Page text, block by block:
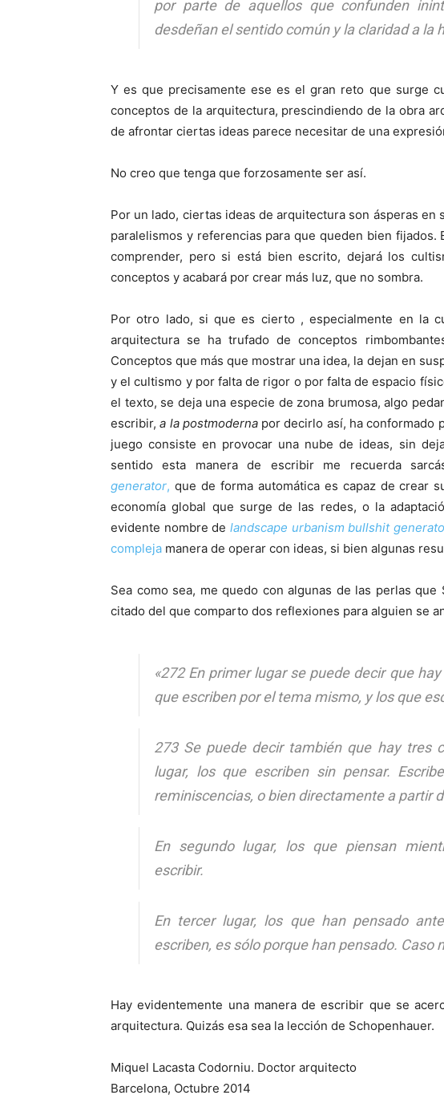
por parte de aquellos que confunden
desdeñan el sentido común y la claridad a la
Y es que precisamente ese es el gran reto que surge
conceptos de la arquitectura, prescindiendo de la obra
de afrontar ciertas ideas parece necesitar de una
No creo que tenga que forzosamente ser así.
Por un lado, ciertas ideas de arquitectura son ásperas
paralelismos y referencias para que queden bien
comprender, pero si está bien escrito, dejará los
conceptos y acabará por crear más luz, que no sombra.
Por otro lado, si que es cierto , especialmente en la
arquitectura se ha trufado de conceptos
Conceptos que más que mostrar una idea, la dejan en
y el cultismo y por falta de rigor o por falta de espacio
el texto, se deja una especie de zona brumosa, algo
escribir,a la postmodernapor decirlo así, ha conformado
juego consiste en provocar una nube de ideas, sin
sentido esta manera de escribir me recuerda
generator, que de forma automática es capaz de crear
economía global que surge de las redes, o la
evidente nombre de landscape urbanism bullshit
compleja manera de operar con ideas, si bien algunas
Sea como sea, me quedo con algunas de las perlas
citado del que comparto dos reflexiones para alguien se
«272 En primer lugar se puede decir que
que escriben por el tema mismo, y los que
273 Se puede decir también que hay tres
lugar, los que escriben sin pensar.
reminiscencias, o bien directamente a partir
En segundo lugar, los que piensan
escribir.
En tercer lugar, los que han pensado
escriben, es sólo porque han pensado. Caso
Hay evidentemente una manera de escribir que se
arquitectura. Quizás esa sea la lección de Schopenhauer.
Miquel Lacasta Codorniu. Doctor arquitecto
Barcelona, Octubre 2014